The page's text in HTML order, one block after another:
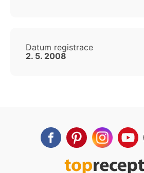
Datum registrace
2. 5. 2008